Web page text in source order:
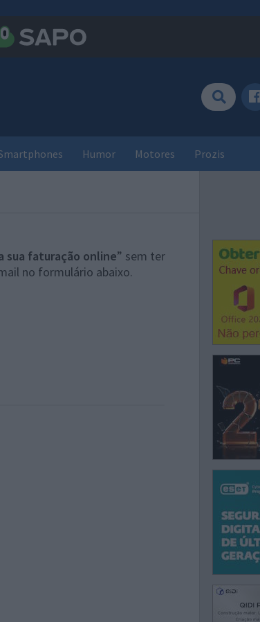
Humor Motores Prozis
sua faturação online” sem ter
no formulário abaixo.